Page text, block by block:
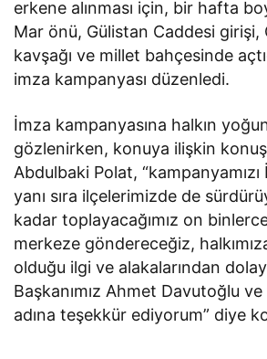
erkene alınması için, bir hafta
Mar önü, Gülistan Caddesi girişi,
kavşağı ve millet bahçesinde
imza kampanyası düzenledi.
İmza kampanyasına halkın
gözlenirken, konuya ilişkin
Abdulbaki Polat,
yanı sıra ilçelerimizde de
kadar toplayacağımız on
merkeze göndereceğiz,
olduğu ilgi ve alakalarından
Başkanımız Ahmet Davutoğlu ve
adına teşekkür ediyorum” diye